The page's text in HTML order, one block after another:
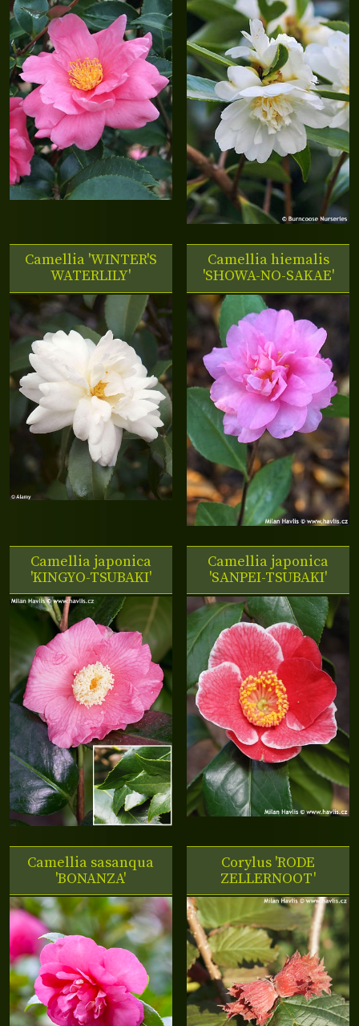
Camellia 'WINTER'S
WATERLILY'
Camellia hiemalis
'SHOWA-NO-SAKAE'
Camellia japonica
'KINGYO-TSUBAKI'
Camellia japonica
'SANPEI-TSUBAKI'
Camellia sasanqua
'BONANZA'
Corylus 'RODE
ZELLERNOOT'